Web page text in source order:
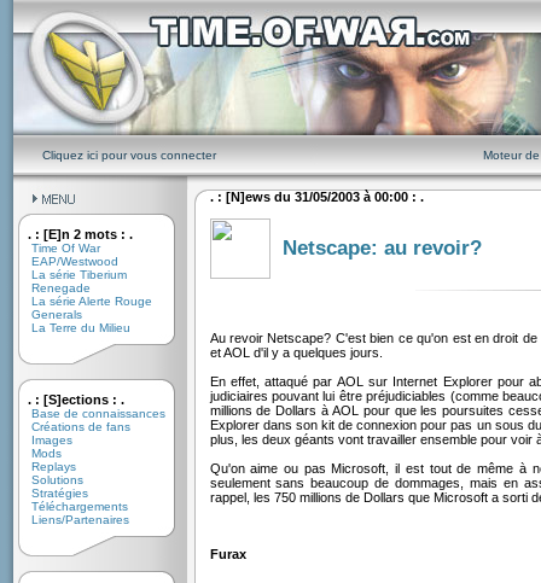
Cliquez ici pour vous connecter Moteur
. : [E]n 2 mots : .
Time Of War
EAP/Westwood
La série Tiberium
Renegade
La série Alerte Rouge
Generals
La Terre du Milieu
. : [S]ections : .
Base de connaissances
Créations de fans
Images
Mods
Replays
Solutions
Stratégies
Téléchargements
Liens/Partenaires
. : [N]ews du 31/05/2003 à 00:00 : .
Netscape: au revoir?
Au revoir Netscape? C'est bien ce qu'on est en droit
et AOL d'il y a quelques jours.
En effet, attaqué par AOL sur Internet Explorer pour
judiciaires pouvant lui être préjudiciables (comme
millions de Dollars à AOL pour que les poursuites
Explorer dans son kit de connexion pour pas un sous
plus, les deux géants vont travailler ensemble pour voir
Qu'on aime ou pas Microsoft, il est tout de même à
seulement sans beaucoup de dommages, mais en
rappel, les 750 millions de Dollars que Microsoft a sorti
Furax